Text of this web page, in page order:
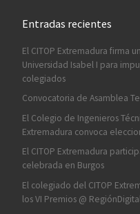
Entradas recientes
El CITOP Extremadura firma
Universidad Isabel I para
colegiados
Convocatoria de Asamblea
El Colegio de Ingenieros
Extremadura convoca
El CITOP Extremadura
celebrada en Burgos
El colegiado del CITOP
los VI Premios @